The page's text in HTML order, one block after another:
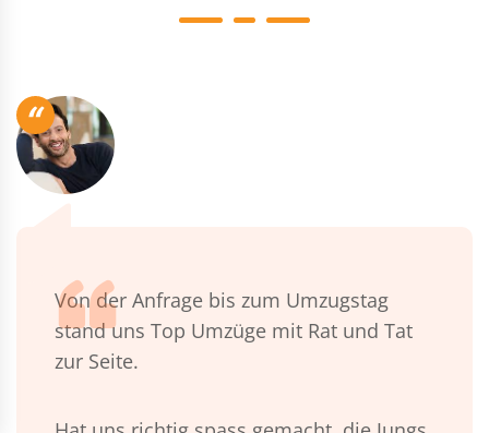
“
Von der Anfrage bis zum Umzugstag
stand uns Top Umzüge mit Rat und Tat
zur Seite.